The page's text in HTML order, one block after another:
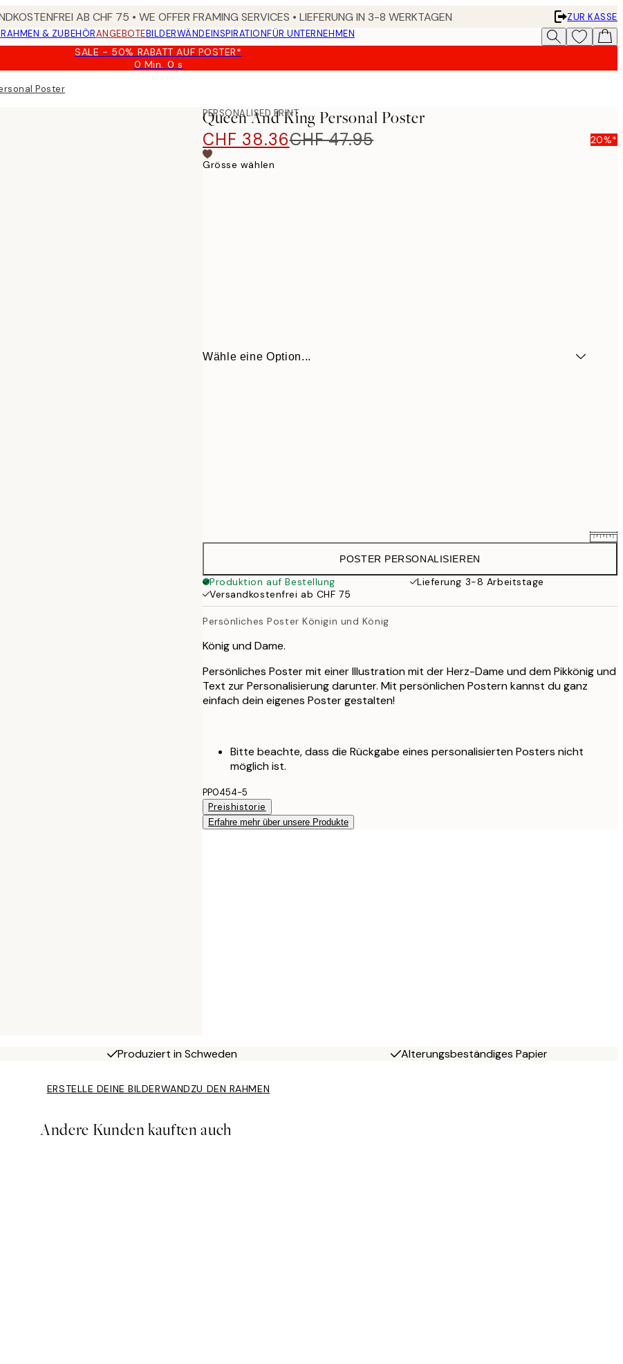
AB CHF 75 • WE OFFER FRAMING SERVICES • LIEFERUNG IN 3-8 WERKTAGEN
ZUR KASSE
RAHMEN & ZUBEHÖRANGEBOTEBILDERWÄNDEINSPIRATIONFÜR UNTERNEHMEN
SALE - 50% RABATT AUF POSTER*
0 Min. 0 s
Gültig
Poster
PERSONALISED PRINT
Queen And King Personal Poster
CHF 38.36CHF 47.95 20%*
Grösse wählen
Wähle eine Option...
CHF 47.95
CHF 65.95
POSTER PERSONALISIEREN
Produktion auf Bestellung
Lieferung 3-8 Arbeitstage
Versandkostenfrei ab CHF 75
Persönliches Poster Königin und König
König und Dame.
Persönliches Poster mit einer Illustration mit der Herz-Dame und dem Pikkönig und
Text zur Personalisierung darunter. Mit persönlichen Postern kannst du ganz
einfach dein eigenes Poster gestalten!
Bitte beachte, dass die Rückgabe eines personalisierten Posters nicht
möglich ist.
PP0454-5
Preishistorie
Erfahre mehr über unsere Produkte
Produziert in Schweden Alterungsbeständiges Papier
ERSTELLE DEINE BILDERWANDZU DEN RAHMEN
Andere Kunden kauften auch